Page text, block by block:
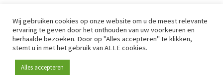
Wij gebruiken cookies op onze website om u de meest relevante
ervaring te geven door het onthouden van uw voorkeuren en
herhaalde bezoeken. Door op "Alles accepteren" te klikken,
stemt u in met het gebruik van ALLE cookies.
Alles accepteren